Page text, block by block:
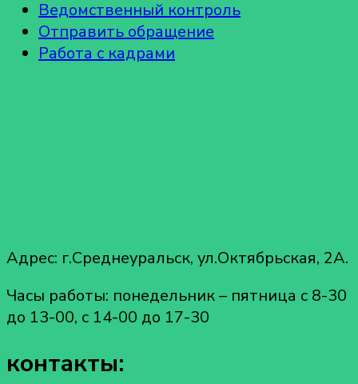
Ведомственный контроль
Отправить обращение
Работа с кадрами
Адрес: г.Среднеуральск, ул.Октябрьская, 2А.
Часы работы: понедельник – пятница с 8-30
до 13-00, с 14-00 до 17-30
контакты: